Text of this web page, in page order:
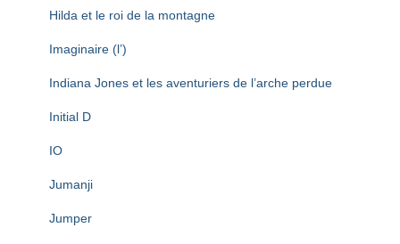
Hilda et le roi de la montagne
Imaginaire (l’)
Indiana Jones et les aventuriers de l’arche perdue
Initial D
IO
Jumanji
Jumper